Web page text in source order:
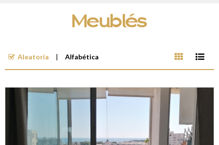
Meublés
Aleatoria Alfabética